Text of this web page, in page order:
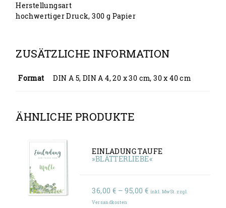
Herstellungsart
hochwertiger Druck, 300 g Papier
ZUSÄTZLICHE INFORMATION
Format DIN A 5, DIN A 4, 20 x 30 cm, 30 x 40 cm
ÄHNLICHE PRODUKTE
EINLADUNG TAUFE
»BLÄTTERLIEBE«
36,00 € –95,00 €Preisspanne:
inkl. MwSt. zzgl.
Versandkosten